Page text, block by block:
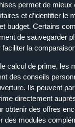
permet de mieux
et d’identifier le
budget. Certains
de sauvegarder
la
calcul de prime, les
des conseils
Ils peuvent
directement
obtenir des offres
des modules